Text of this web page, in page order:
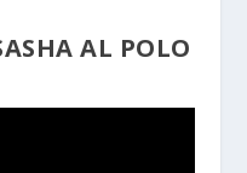
AL POLO